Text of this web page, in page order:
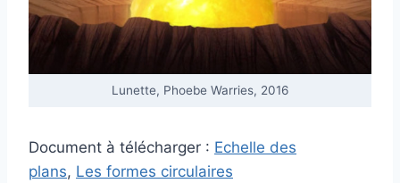
Lunette, Phoebe Warries, 2016
Document à télécharger : Echelle des
plans, Les formes circulaires